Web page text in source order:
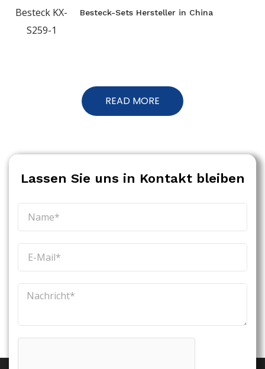
Besteck-Sets Hersteller in China
READ MORE
Lassen Sie uns in Kontakt bleiben